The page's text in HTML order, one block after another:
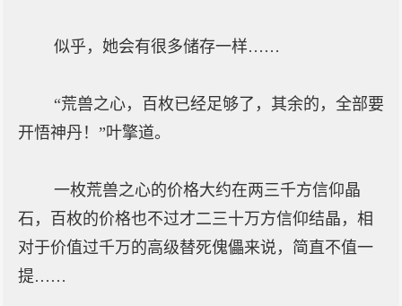
似乎，她会有很多储存一样……
“荒兽之心，百枚已经足够了，其余的，全部要
开悟神丹！”叶擎道。
一枚荒兽之心的价格大约在两三千方信仰晶
石，百枚的价格也不过才二三十万方信仰结晶，相
对于价值过千万的高级替死傀儡来说，简直不值一
提……